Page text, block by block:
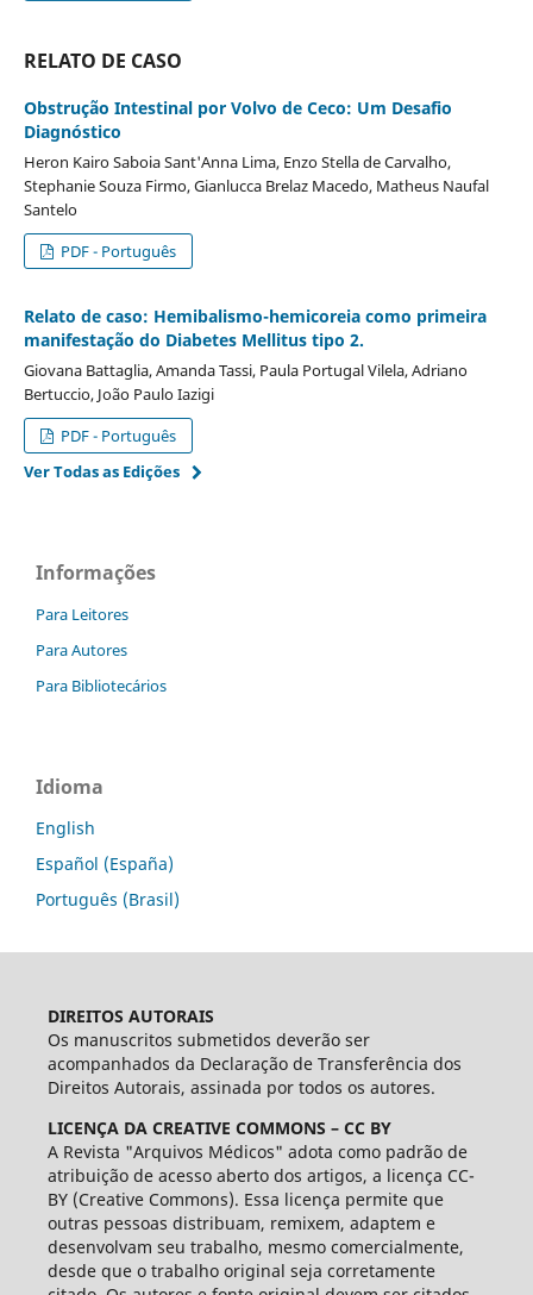
RELATO DE CASO
Obstrução Intestinal por Volvo de Ceco: Um Desafio
Diagnóstico
Heron Kairo Saboia Sant'Anna Lima, Enzo Stella de Carvalho,
Stephanie Souza Firmo, Gianlucca Brelaz Macedo, Matheus Naufal
Santelo
PDF - Português
Relato de caso: Hemibalismo-hemicoreia como primeira
manifestação do Diabetes Mellitus tipo 2.
Giovana Battaglia, Amanda Tassi, Paula Portugal Vilela, Adriano
Bertuccio, João Paulo Iazigi
PDF - Português
Ver Todas as Edições
Informações
Para Leitores
Para Autores
Para Bibliotecários
Idioma
English
Español (España)
Português (Brasil)
DIREITOS AUTORAIS
Os manuscritos submetidos deverão ser
acompanhados da Declaração de Transferência dos
Direitos Autorais, assinada por todos os autores.
LICENÇA DA CREATIVE COMMONS – CC BY
A Revista "Arquivos Médicos" adota como padrão de
atribuição de acesso aberto dos artigos, a licença CC-
BY (Creative Commons). Essa licença permite que
outras pessoas distribuam, remixem, adaptem e
desenvolvam seu trabalho, mesmo comercialmente,
desde que o trabalho original seja corretamente